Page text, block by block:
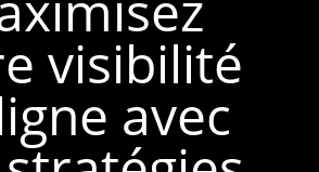
visibilité
avec